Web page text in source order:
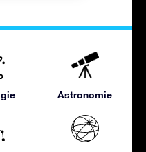
Astronomie